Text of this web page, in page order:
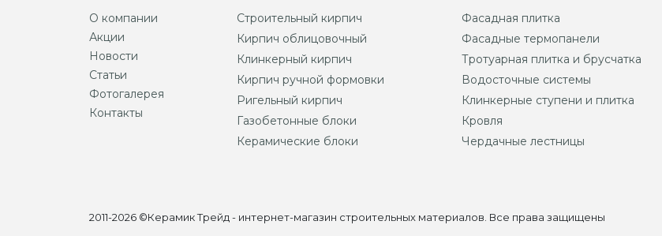
О компании
Акции
Новости
Статьи
Фотогалерея
Контакты
Строительный кирпич
Кирпич облицовочный
Клинкерный кирпич
Кирпич ручной формовки
Ригельный кирпич
Газобетонные блоки
Керамические блоки
Фасадная плитка
Фасадные термопанели
Тротуарная плитка и брусчатка
Водосточные системы
Клинкерные ступени и плитка
Кровля
Чердачные лестницы
2011-2026 ©Керамик Трейд - интернет-магазин строительных материалов. Все права защищены